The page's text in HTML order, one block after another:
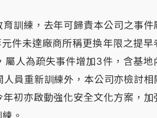
訓練，去年可歸責本公司之事件
件未達廠商所稱更換年限之提早
人為疏失事件增加3件，含基地
員重新訓練外，本公司亦檢討相
初亦啟動強化安全文化方案，加
。